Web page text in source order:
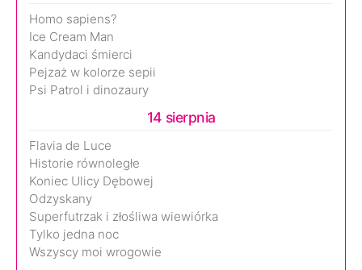
Homo sapiens?
Ice Cream Man
Kandydaci śmierci
Pejzaż w kolorze sepii
Psi Patrol i dinozaury
14 sierpnia
Flavia de Luce
Historie równoległe
Koniec Ulicy Dębowej
Odzyskany
Superfutrzak i złośliwa wiewiórka
Tylko jedna noc
Wszyscy moi wrogowie